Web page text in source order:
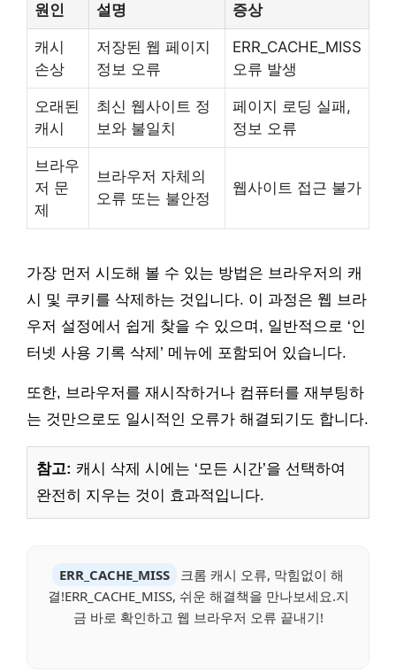
원인 설명 증상
캐시
손상
저장된 웹 페이지
정보 오류
ERR_CACHE_MISS
오류 발생
오래된
캐시
최신 웹사이트 정
보와 불일치
페이지 로딩 실패,
정보 오류
브라우
저 문
제
브라우저 자체의
오류 또는 불안정
웹사이트 접근 불가
가장 먼저 시도해 볼 수 있는 방법은 브라우저의 캐
시 및 쿠키를 삭제하는 것입니다. 이 과정은 웹 브라
우저 설정에서 쉽게 찾을 수 있으며, 일반적으로 ‘인
터넷 사용 기록 삭제’ 메뉴에 포함되어 있습니다.
또한, 브라우저를 재시작하거나 컴퓨터를 재부팅하
는 것만으로도 일시적인 오류가 해결되기도 합니다.
참고: 캐시 삭제 시에는 ‘모든 시간’을 선택하여
완전히 지우는 것이 효과적입니다.
ERR_CACHE_MISS
크롬 캐시 오류, 막힘없이 해
결!ERR_CACHE_MISS, 쉬운 해결책을 만나보세요.지
금 바로 확인하고 웹 브라우저 오류 끝내기!